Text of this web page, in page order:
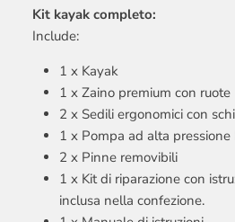
Kit kayak completo:
Include:
1 x Kayak
1 x Zaino premium con ruote
2 x Sedili ergonomici con
1 x Pompa ad alta pressione
2 x Pinne removibili
1 x Kit di riparazione con
inclusa nella confezione.